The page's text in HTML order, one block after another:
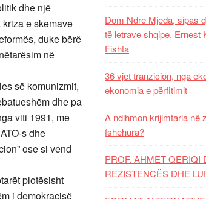
dhe një
e skemave
duke bërë
në
së komunizmit,
dhe pa
viti 1991, me
s dhe
ose si vend
plotësisht
i demokracisë
Dom Ndre Mjeda, sipas
të letrave shqipe, Ernest
Fishta
36 vjet tranzicion, nga
ekonomia e përfitimit
A ndihmon krijimtaria në
fshehura?
PROF. AHMET QERIQI
REZISTENCЁS DHE